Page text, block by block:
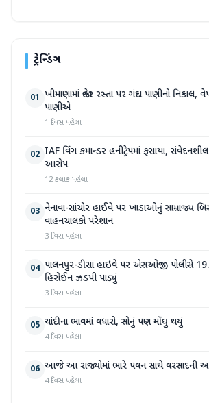
ટ્રેન્ડિંગ
01 ખીમાણામાં જાહેર રસ્તા પર ગંદા પાણીનો
પાણીએ
1 દિવસ પહેલા
02 IAF વિંગ કમાન્ડર હનીટ્રેપમાં ફસાયા, સંવેદનશીલ
આરોપ
12 કલાક પહેલા
03 નેનાવા-સાંચોર હાઈવે પર ખાડાઓનું સામ્રાજ્ય
વાહનચાલકો પરેશાન
3 દિવસ પહેલા
04 પાલનપુર-ડીસા હાઇવે પર એસઓજી પોલીસે
હિરોઈન ઝડપી પાડ્યું
3 દિવસ પહેલા
05 ચાંદીના ભાવમાં વધારો, સોનું પણ મોંઘુ થયું
4 દિવસ પહેલા
06 આજે આ રાજ્યોમાં ભારે પવન સાથે વરસાદની
4 દિવસ પહેલા